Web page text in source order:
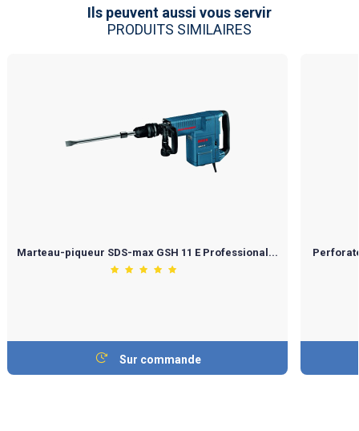
Ils peuvent aussi vous servir
PRODUITS SIMILAIRES
Marteau-piqueur SDS-max GSH 11 E Professional...
Sur commande